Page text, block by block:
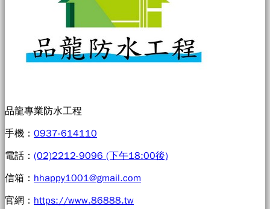
品龍專業防水工程
手機： 0937-614110
電話： (02)2212-9096 (下午18:00後)
信箱： hhappy1001@gmail.com
官網： https://www.86888.tw